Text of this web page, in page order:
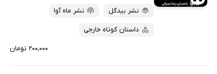
ارزان ترین‌ها
نشر بیدگل
نشر ماه آوا
داستان کوتاه خارجی
۲۰۰,۰۰۰ تومان